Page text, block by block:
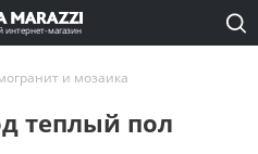
магазин
и мозаика
теплый пол